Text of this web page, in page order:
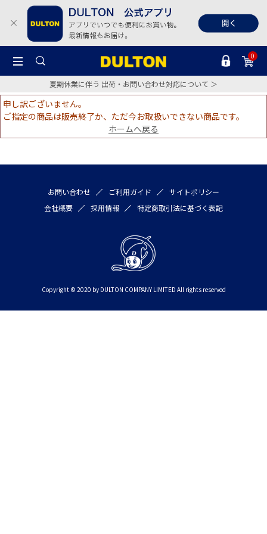
0
夏期休業に伴う 出荷・お問い合わせ対応について ＞
申し訳ございません。
ご指定の商品は販売終了か、ただ今お取扱いできない商品です。
ホームへ戻る
お問い合わせ ご利用ガイド
サイトポリシー
会社概要
採用情報 特定商取引法に基づく表記
Copyright © 2020 by DULTON COMPANY LIMITED All rights reserved